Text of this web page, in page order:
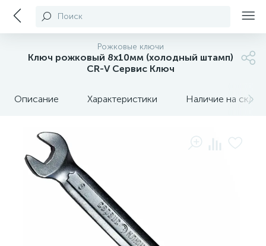
Поиск
Рожковые ключи
Ключ рожковый 8х10мм (холодный штамп)
CR-V Сервис Ключ
Описание Характеристики Наличие на